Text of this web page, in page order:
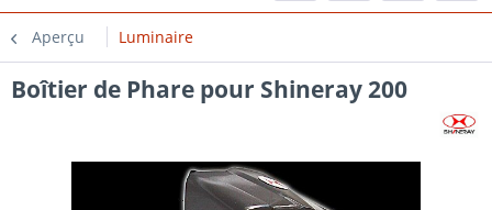
Aperçu Luminaire
Boîtier de Phare pour Shineray 200